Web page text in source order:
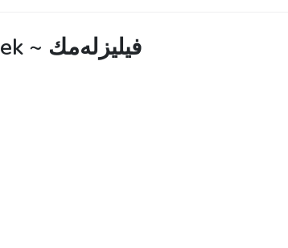
filizlemek ~ فیلیزله‌مك